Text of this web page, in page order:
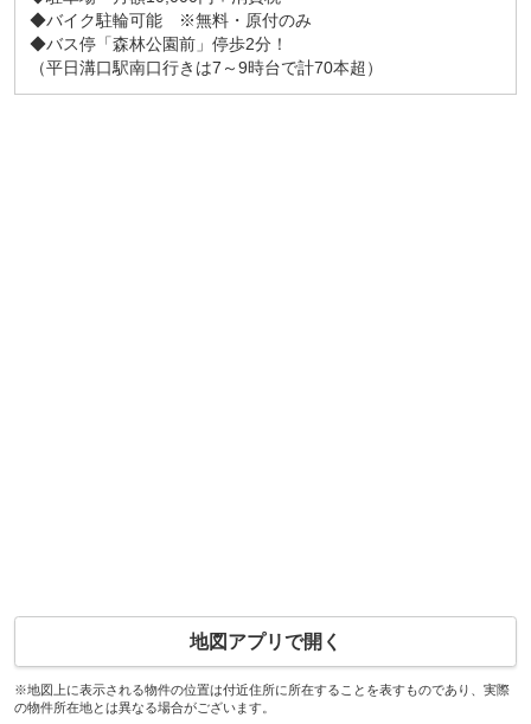
◆バイク駐輪可能 ※無料・原付のみ
◆バス停「森林公園前」停歩2分！
（平日溝口駅南口行きは7～9時台で計70本超）
地図アプリで開く
※地図上に表示される物件の位置は付近住所に所在することを表すものであり、実際
の物件所在地とは異なる場合がございます。